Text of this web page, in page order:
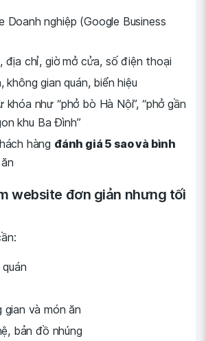
Doanh nghiệp (Google Business
địa chỉ, giờ mở cửa, số điện thoại
không gian quán, biển hiệu
như “phở bò Hà Nội”, “phở gần
khu Ba Đình”
hàng đánh giá 5 sao và bình
website đơn giản nhưng tối
gian và món ăn
bản đồ nhúng